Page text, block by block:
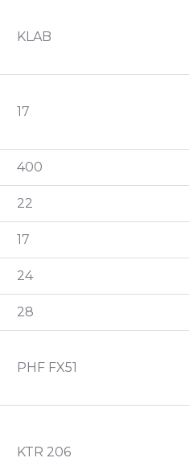
KLAB
17
400
22
17
24
28
PHF FX51
KTR 206